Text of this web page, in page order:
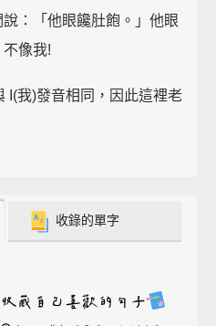
：「他眼饞肚飽。」他眼
像我!
I(我)發音相同，因此這裡老
收錄的單字